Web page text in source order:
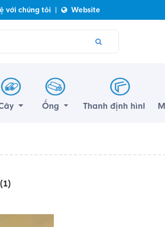
với chúng tôi | Website
Ống Thanh định hình